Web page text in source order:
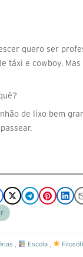
quero ser
táxi e cowboy. Mas
de lixo bem
, Escola,